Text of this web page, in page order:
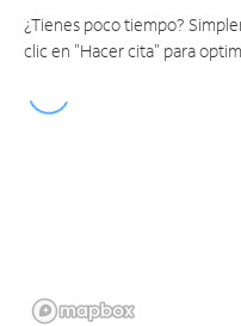
¿Tienes poco tiempo?
clic en "Hacer cita" para